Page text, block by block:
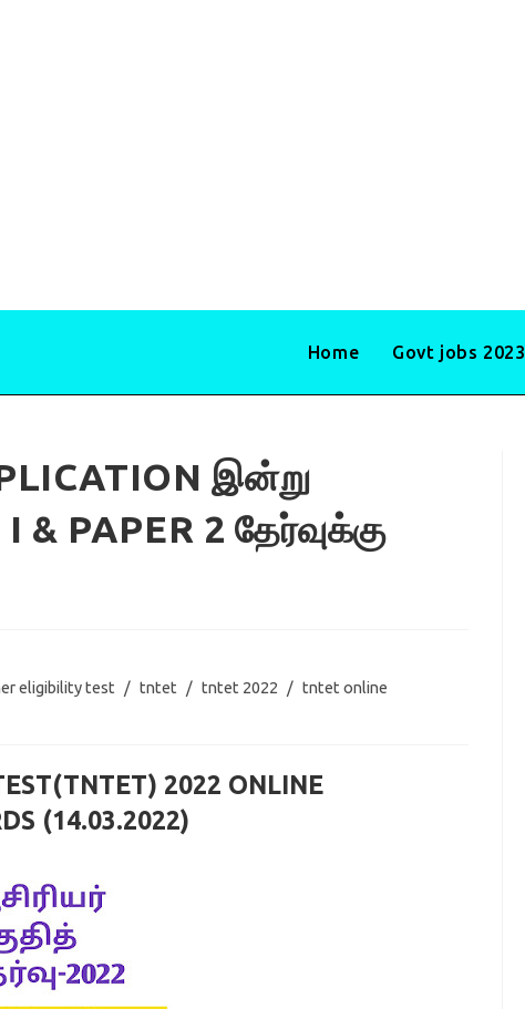
Home Govt jobs 2023
இன்று
& PAPER 2 தேர்வுக்கு
eligibility test / tntet / tntet 2022 / tntet online
2022 ONLINE
(14.03.2022)